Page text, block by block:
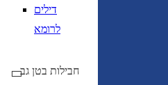
דילים
לרומא
חבילות בטן גב